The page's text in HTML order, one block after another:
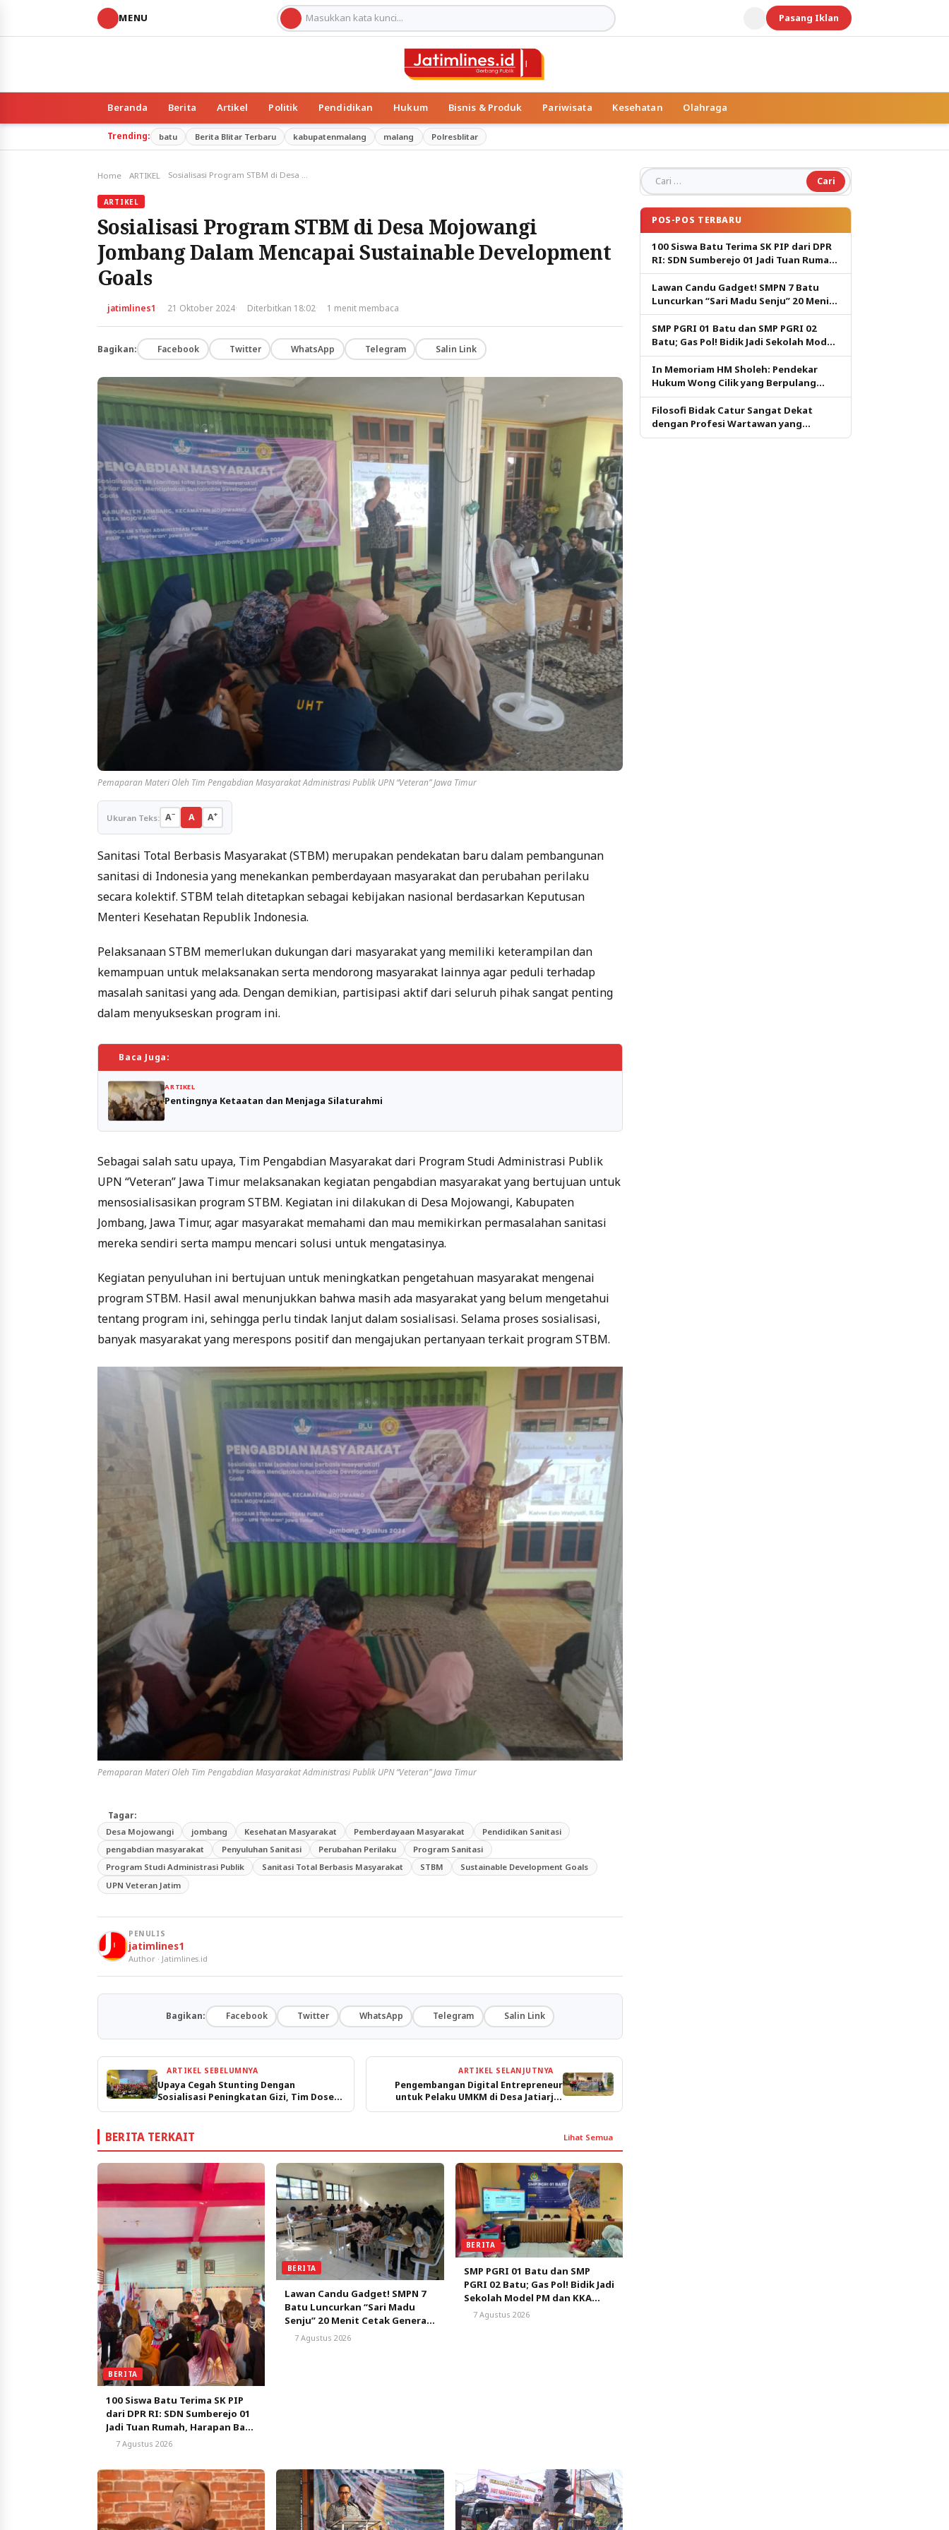
MENU Pasang Iklan
Beranda Berita Artikel Politik Pendidikan Hukum Bisnis & Produk Pariwisata Kesehatan Olahraga
Trending: batu Berita Blitar Terbaru kabupatenmalang malang Polresblitar
Home ARTIKEL
ARTIKEL
Sosialisasi Program STBM di Desa Mojowangi
Jombang Dalam Mencapai Sustainable Development
Goals
jatimlines1· 21 Oktober 2024· Diterbitkan 18:02· 1 menit membaca
Bagikan: Facebook Twitter WhatsApp Telegram Salin Link
Pemaparan Materi Oleh Tim Pengabdian Masyarakat Administrasi Publik UPN “Veteran” Jawa Timur
Ukuran Teks: A− A A+
Sanitasi Total Berbasis Masyarakat (STBM) merupakan pendekatan baru dalam pembangunan
sanitasi di Indonesia yang menekankan pemberdayaan masyarakat dan perubahan perilaku
secara kolektif. STBM telah ditetapkan sebagai kebijakan nasional berdasarkan Keputusan
Menteri Kesehatan Republik Indonesia.
Pelaksanaan STBM memerlukan dukungan dari masyarakat yang memiliki keterampilan dan
kemampuan untuk melaksanakan serta mendorong masyarakat lainnya agar peduli terhadap
masalah sanitasi yang ada. Dengan demikian, partisipasi aktif dari seluruh pihak sangat penting
dalam menyukseskan program ini.
Baca Juga:
ARTIKEL
Pentingnya Ketaatan dan Menjaga Silaturahmi
Sebagai salah satu upaya, Tim Pengabdian Masyarakat dari Program Studi Administrasi Publik
UPN “Veteran” Jawa Timur melaksanakan kegiatan pengabdian masyarakat yang bertujuan untuk
mensosialisasikan program STBM. Kegiatan ini dilakukan di Desa Mojowangi, Kabupaten
Jombang, Jawa Timur, agar masyarakat memahami dan mau memikirkan permasalahan sanitasi
mereka sendiri serta mampu mencari solusi untuk mengatasinya.
Kegiatan penyuluhan ini bertujuan untuk meningkatkan pengetahuan masyarakat mengenai
program STBM. Hasil awal menunjukkan bahwa masih ada masyarakat yang belum mengetahui
tentang program ini, sehingga perlu tindak lanjut dalam sosialisasi. Selama proses sosialisasi,
banyak masyarakat yang merespons positif dan mengajukan pertanyaan terkait program STBM.
Pemaparan Materi Oleh Tim Pengabdian Masyarakat Administrasi Publik UPN “Veteran” Jawa Timur
Tagar:
Desa Mojowangi jombang Kesehatan Masyarakat Pemberdayaan Masyarakat
Pendidikan Sanitasi
pengabdian masyarakat
Penyuluhan Sanitasi Perubahan Perilaku
Program Sanitasi
Program Studi Administrasi Publik
Sanitasi Total Berbasis Masyarakat STBM
Sustainable Development Goals
UPN Veteran Jatim
PENULIS
jatimlines1
Author · Jatimlines.id
Bagikan: Facebook Twitter WhatsApp Telegram Salin Link
ARTIKEL SEBELUMNYA
Upaya Cegah Stunting Dengan
Sosialisasi Peningkatan Gizi, Tim Dosen
UPN “Veteran” Jatim Bantu Sosialisasi
ARTIKEL SELANJUTNYA
Pengembangan Digital Entrepreneur
untuk Pelaku UMKM di Desa Jatiarjo,
Kabupaten Pasuruan
BERITA TERKAIT Lihat Semua
BERITA
100 Siswa Batu Terima SK PIP
dari DPR RI: SDN Sumberejo 01
Jadi Tuan Rumah, Harapan Baru
Pendidikan Gratis
7 Agustus 2026
BERITA
Lawan Candu Gadget! SMPN 7
Batu Luncurkan “Sari Madu
Senju” 20 Menit Cetak Generasi
Pembaca
7 Agustus 2026
BERITA
SMP PGRI 01 Batu dan SMP
PGRI 02 Batu; Gas Pol! Bidik Jadi
Sekolah Model PM dan KKA
Pertama di Kota Batu
7 Agustus 2026
Cari untuk:
POS-POS TERBARU
100 Siswa Batu Terima SK PIP dari DPR
RI: SDN Sumberejo 01 Jadi Tuan Rumah,
Harapan Baru Pendidikan Gratis
Lawan Candu Gadget! SMPN 7 Batu
Luncurkan “Sari Madu Senju” 20 Menit
Cetak Generasi Pembaca
SMP PGRI 01 Batu dan SMP PGRI 02
Batu; Gas Pol! Bidik Jadi Sekolah Model
PM dan KKA Pertama di Kota Batu
In Memoriam HM Sholeh: Pendekar
Hukum Wong Cilik yang Berpulang
dalam Ketulusan
Filosofi Bidak Catur Sangat Dekat
dengan Profesi Wartawan yang
Dituntut Berpikir Kritis